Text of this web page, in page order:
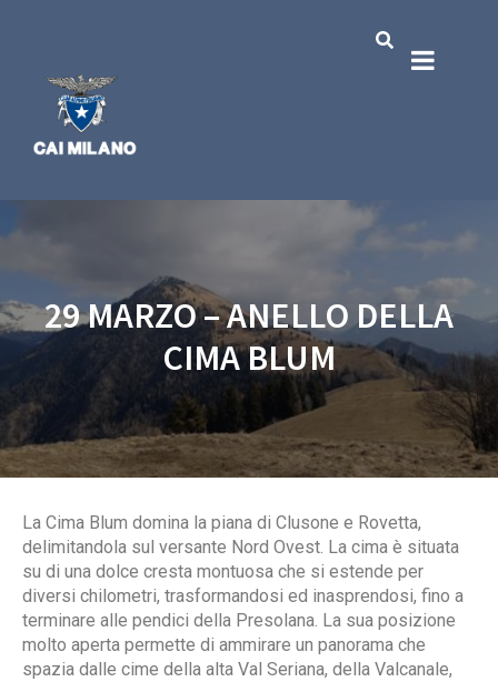
29 MARZO – ANELLO DELLA
CIMA BLUM
La Cima Blum domina la piana di Clusone e Rovetta,
delimitandola sul versante Nord Ovest. La cima è situata
su di una dolce cresta montuosa che si estende per
diversi chilometri, trasformandosi ed inasprendosi, fino a
terminare alle pendici della Presolana. La sua posizione
molto aperta permette di ammirare un panorama che
spazia dalle cime della alta Val Seriana, della Valcanale,